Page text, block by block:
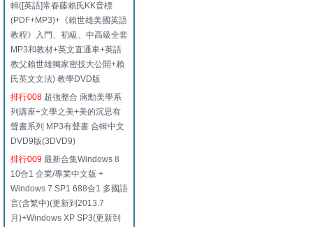
輯([英語]常春藤賴氏KK音標
(PDF+MP3)+《賴世雄美國英語
教程》入門、初級、中高級全套
MP3和教材+英文直通車+英語
教父賴世雄獨家密技大公開+賴
氏英文文法) 教學DVD版
排行008 超強整合 蔣勳美學系
列講座+文學之美+美的沉思有
聲書系列 MP3有聲書 合輯中文
DVD9版(3DVD9)
排行009 最新合集Windows 8
10合1 企業/專業中文版 +
Windows 7 SP1 688合1 多國語
言(含繁中)(更新到2013.7
月)+Windows XP SP3(更新到